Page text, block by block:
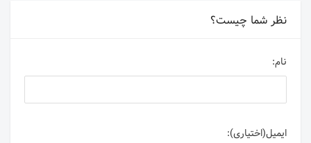
نظر شما چیست؟
نام:
ایمیل(اختیاری):